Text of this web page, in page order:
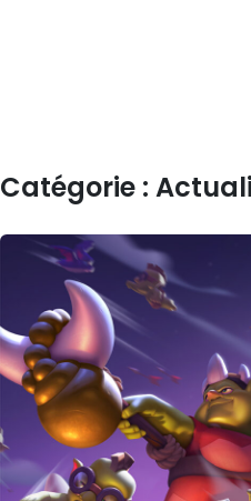
Catégorie :